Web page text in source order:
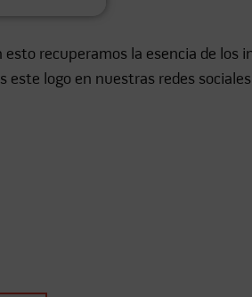
recuperamos la esencia de los
logo en nuestras redes